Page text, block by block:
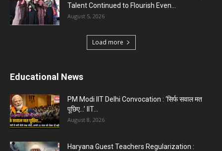
Talent Continued to Flourish Even...
August 5, 2026
Load more
Educational News
PM Modi IIT Delhi Convocation : ‘सिर्फ सवाल मत
पूछिए…’ IIT...
August 8, 2026
Haryana Guest Teachers Regularization :